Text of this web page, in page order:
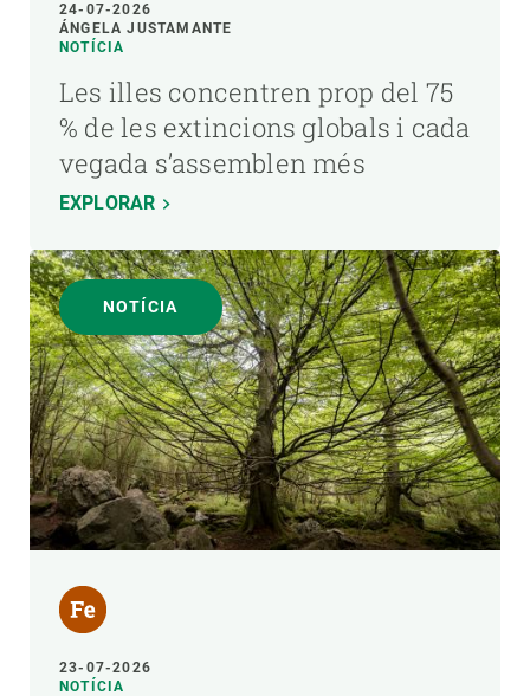
24-07-2026
ÁNGELA JUSTAMANTE
NOTÍCIA
Les illes concentren prop del 75
% de les extincions globals i cada
vegada s’assemblen més
EXPLORAR
NOTÍCIA
23-07-2026
NOTÍCIA